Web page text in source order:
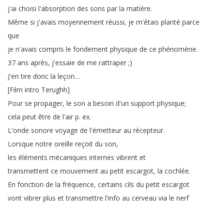
j'ai choisi l'absorption des sons par la matière.
Même si j'avais moyennement réussi, je m'étais planté parce
que
je n'avais compris le fondement physique de ce phénomène.
37 ans après, j'essaie de me rattraper ;)
J'en tire donc la leçon…
[Film intro Terughh]
Pour se propager, le son a besoin d'un support physique;
cela peut être de l'air p. ex.
L'onde sonore voyage de l'émetteur au récepteur.
Lorsque notre oreille reçoit du son,
les éléments mécaniques internes vibrent et
transmettent ce mouvement au petit escargot, la cochlée.
En fonction de la fréquence, certains cils du petit escargot
vont vibrer plus et transmettre l'info au cerveau via le nerf